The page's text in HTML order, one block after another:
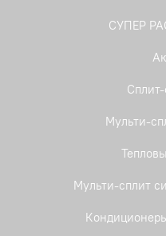
СУПЕР
Мульти-
Мульти-сплит